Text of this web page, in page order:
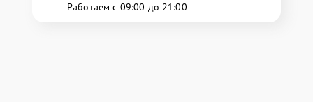
Работаем с 09:00 до 21:00